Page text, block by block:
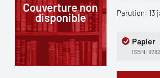
Couverture non
disponible Parution: 13
Papier
ISBN: